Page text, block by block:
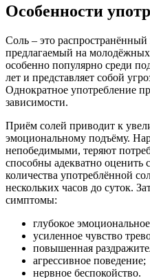
Особенности
Соль – это
предлагаемый на
особенно популярно среди
лет и представляет собой
Однократное употребление
зависимости.
Приём солей приводит к
эмоциональному подъёму.
непобедимыми, теряют
способны адекватно оценить
количества употреблённой
нескольких часов до суток.
симптомы:
глубокое
усиленное чувство
повышенная
агрессивное поведение;
нервное беспокойство.